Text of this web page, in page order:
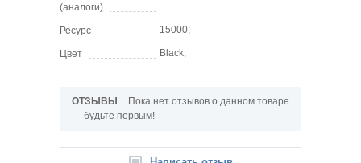
(аналоги)
Ресурс 15000;
Цвет Black;
ОТЗЫВЫ
Пока нет отзывов о данном товаре
— будьте первым!